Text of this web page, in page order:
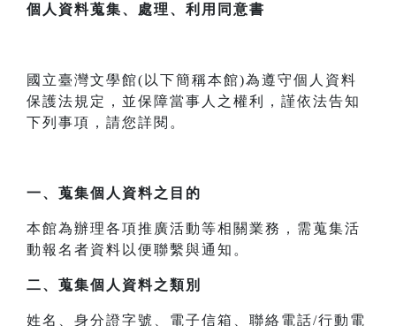
個人資料蒐集、處理、利用同意書
國立臺灣文學館(以下簡稱本館)為遵守個人資料
保護法規定，並保障當事人之權利，謹依法告知
下列事項，請您詳閱。
一、 蒐集個人資料之目的
本館為辦理各項推廣活動等相關業務，需蒐集活
動報名者資料以便聯繫與通知。
二、 蒐集個人資料之類別
姓名、身分證字號、電子信箱、聯絡電話/行動電